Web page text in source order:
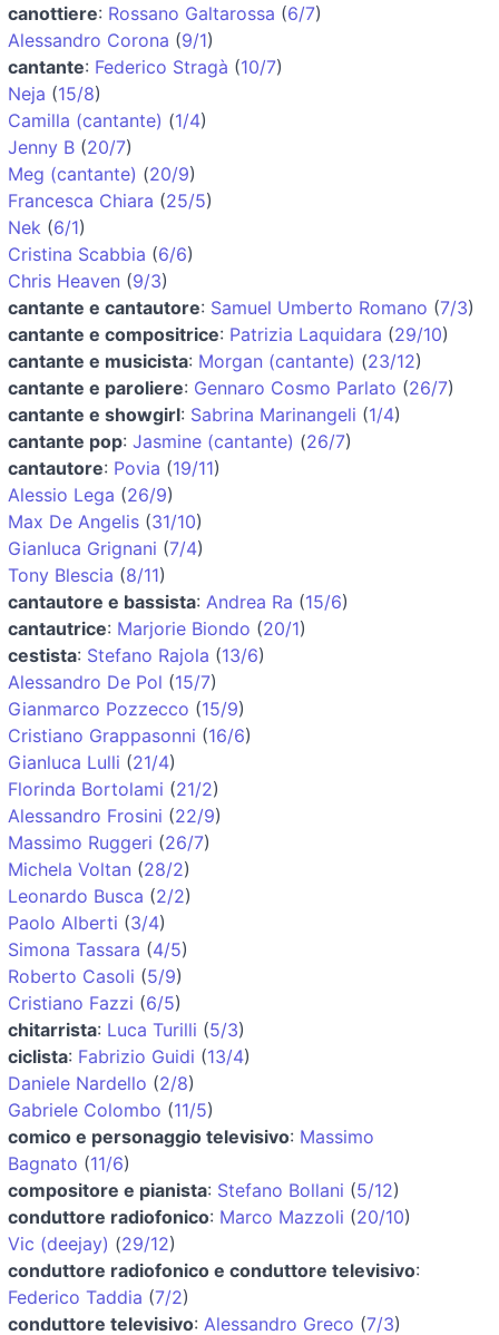
canottiere: Rossano Galtarossa (6/7)
Alessandro Corona (9/1)
cantante: Federico Stragà (10/7)
Neja (15/8)
Camilla (cantante) (1/4)
Jenny B (20/7)
Meg (cantante) (20/9)
Francesca Chiara (25/5)
Nek (6/1)
Cristina Scabbia (6/6)
Chris Heaven (9/3)
cantante e cantautore: Samuel Umberto Romano (7/3)
cantante e compositrice: Patrizia Laquidara (29/10)
cantante e musicista: Morgan (cantante) (23/12)
cantante e paroliere: Gennaro Cosmo Parlato (26/7)
cantante e showgirl: Sabrina Marinangeli (1/4)
cantante pop: Jasmine (cantante) (26/7)
cantautore: Povia (19/11)
Alessio Lega (26/9)
Max De Angelis (31/10)
Gianluca Grignani (7/4)
Tony Blescia (8/11)
cantautore e bassista: Andrea Ra (15/6)
cantautrice: Marjorie Biondo (20/1)
cestista: Stefano Rajola (13/6)
Alessandro De Pol (15/7)
Gianmarco Pozzecco (15/9)
Cristiano Grappasonni (16/6)
Gianluca Lulli (21/4)
Florinda Bortolami (21/2)
Alessandro Frosini (22/9)
Massimo Ruggeri (26/7)
Michela Voltan (28/2)
Leonardo Busca (2/2)
Paolo Alberti (3/4)
Simona Tassara (4/5)
Roberto Casoli (5/9)
Cristiano Fazzi (6/5)
chitarrista: Luca Turilli (5/3)
ciclista: Fabrizio Guidi (13/4)
Daniele Nardello (2/8)
Gabriele Colombo (11/5)
comico e personaggio televisivo: Massimo
Bagnato (11/6)
compositore e pianista: Stefano Bollani (5/12)
conduttore radiofonico: Marco Mazzoli (20/10)
Vic (deejay) (29/12)
conduttore radiofonico e conduttore televisivo:
Federico Taddia (7/2)
conduttore televisivo: Alessandro Greco (7/3)